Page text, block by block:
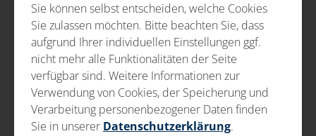
Vizuálna skúška
Kontrola rozmerov
Dodatočná oprava dielov (rework)
V oblasti poskytovania služieb v priemysle
preskúmame vaše obrobky doslovne pod lupou.
Prostredníctvom vizuálnej skúšky dokážeme na vašich
Sie können selbst entscheiden, welche Cookies
Sie zulassen möchten. Bitte beachten Sie, dass
aufgrund Ihrer individuellen Einstellungen ggf.
nicht mehr alle Funktionalitäten der Seite
verfügbar sind. Weitere Informationen zur
Verwendung von Cookies, der Speicherung und
Verarbeitung personenbezogener Daten finden
Sie in unserer Datenschutzerklärung.